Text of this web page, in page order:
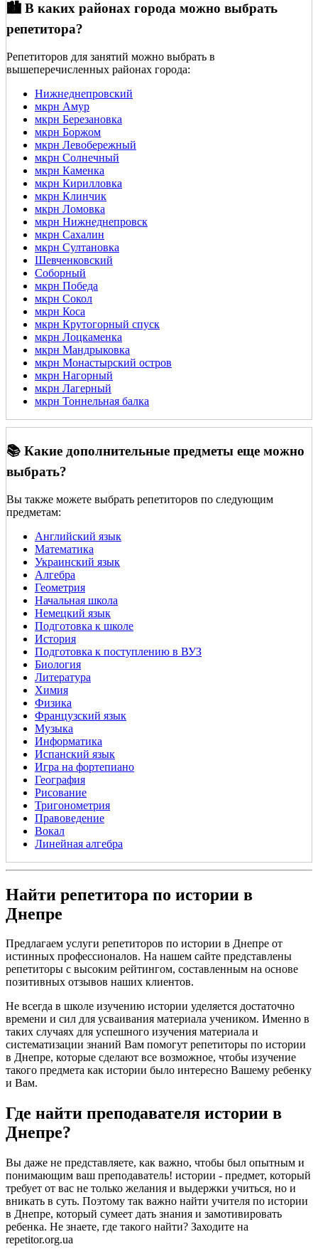
🏙️ В каких районах города можно выбрать
репетитора?
Репетиторов для занятий можно выбрать в
вышеперечисленных районах города:
Нижнеднепровский
мкрн Амур
мкрн Березановка
мкрн Боржом
мкрн Левобережный
мкрн Солнечный
мкрн Каменка
мкрн Кирилловка
мкрн Клинчик
мкрн Ломовка
мкрн Нижнеднепровск
мкрн Сахалин
мкрн Султановка
Шевченковский
Соборный
мкрн Победа
мкрн Сокол
мкрн Коса
мкрн Крутогорный спуск
мкрн Лоцкаменка
мкрн Мандрыковка
мкрн Монастырский остров
мкрн Нагорный
мкрн Лагерный
мкрн Тоннельная балка
📚 Какие дополнительные предметы еще можно
выбрать?
Вы также можете выбрать репетиторов по следующим
предметам:
Английский язык
Математика
Украинский язык
Алгебра
Геометрия
Начальная школа
Немецкий язык
Подготовка к школе
История
Подготовка к поступлению в ВУЗ
Биология
Литература
Химия
Физика
Французский язык
Музыка
Информатика
Испанский язык
Игра на фортепиано
География
Рисование
Тригонометрия
Правоведение
Вокал
Линейная алгебра
Найти репетитора по истории в
Днепре
Предлагаем услуги репетиторов по истории в Днепре от
истинных профессионалов. На нашем сайте представлены
репетиторы с высоким рейтингом, составленным на основе
позитивных отзывов наших клиентов.
Не всегда в школе изучению истории уделяется достаточно
времени и сил для усваивания материала учеником. Именно в
таких случаях для успешного изучения материала и
систематизации знаний Вам помогут репетиторы по истории
в Днепре, которые сделают все возможное, чтобы изучение
такого предмета как истории было интересно Вашему ребенку
и Вам.
Где найти преподавателя истории в
Днепре?
Вы даже не представляете, как важно, чтобы был опытным и
понимающим ваш преподаватель! истории - предмет, который
требует от вас не только желания и выдержки учиться, но и
вникать в суть. Поэтому так важно найти учителя по истории
в Днепре, который сумеет дать знания и замотивировать
ребенка. Не знаете, где такого найти? Заходите на
repetitor.org.ua